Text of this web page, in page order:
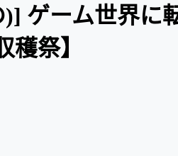
ゲーム世界に
穫祭】